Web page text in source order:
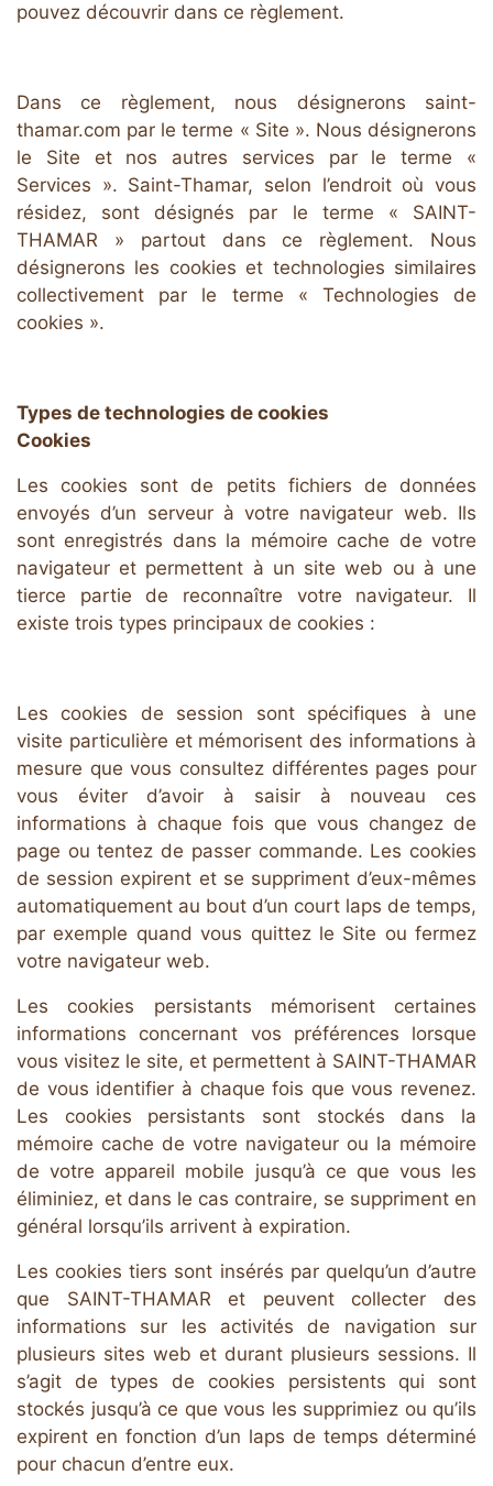
pouvez découvrir dans ce règlement.
Dans ce règlement, nous désignerons saint-
thamar.com par le terme « Site ». Nous désignerons
le Site et nos autres services par le terme «
Services ». Saint-Thamar, selon l’endroit où vous
résidez, sont désignés par le terme « SAINT-
THAMAR » partout dans ce règlement. Nous
désignerons les cookies et technologies similaires
collectivement par le terme « Technologies de
cookies ».
Types de technologies de cookies
Cookies
Les cookies sont de petits fichiers de données
envoyés d’un serveur à votre navigateur web. Ils
sont enregistrés dans la mémoire cache de votre
navigateur et permettent à un site web ou à une
tierce partie de reconnaître votre navigateur. Il
existe trois types principaux de cookies :
Les cookies de session sont spécifiques à une
visite particulière et mémorisent des informations à
mesure que vous consultez différentes pages pour
vous éviter d’avoir à saisir à nouveau ces
informations à chaque fois que vous changez de
page ou tentez de passer commande. Les cookies
de session expirent et se suppriment d’eux-mêmes
automatiquement au bout d’un court laps de temps,
par exemple quand vous quittez le Site ou fermez
votre navigateur web.
Les cookies persistants mémorisent certaines
informations concernant vos préférences lorsque
vous visitez le site, et permettent à SAINT-THAMAR
de vous identifier à chaque fois que vous revenez.
Les cookies persistants sont stockés dans la
mémoire cache de votre navigateur ou la mémoire
de votre appareil mobile jusqu’à ce que vous les
éliminiez, et dans le cas contraire, se suppriment en
général lorsqu’ils arrivent à expiration.
Les cookies tiers sont insérés par quelqu’un d’autre
que SAINT-THAMAR et peuvent collecter des
informations sur les activités de navigation sur
plusieurs sites web et durant plusieurs sessions. Il
s’agit de types de cookies persistents qui sont
stockés jusqu’à ce que vous les supprimiez ou qu’ils
expirent en fonction d’un laps de temps déterminé
pour chacun d’entre eux.